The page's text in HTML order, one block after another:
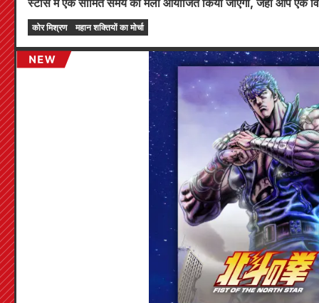
स्टोर्स में एक सीमित समय का मेला आयोजित किया जाएगा, जहाँ आप एक
4 प्रकार) प्राप्त कर सकते हैं!
कोर मिश्रण महान शक्तियों का मोर्चा